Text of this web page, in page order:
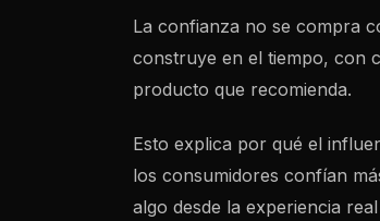
La confianza no se compra
construye en el tiempo, con
producto que recomienda.
Esto explica por qué el
los consumidores confían
algo desde la experiencia